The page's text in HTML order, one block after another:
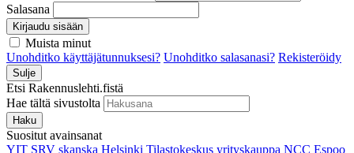
Salasana
Kirjaudu sisään
Muista minut
Unohditko käyttäjätunnuksesi? Unohditko salasanasi? Rekisteröidy
Sulje
Etsi Rakennuslehti.fistä
Hae tältä sivustolta
Haku
Suositut avainsanat
YIT SRV skanska Helsinki Tilastokeskus yrityskauppa NCC Espoo